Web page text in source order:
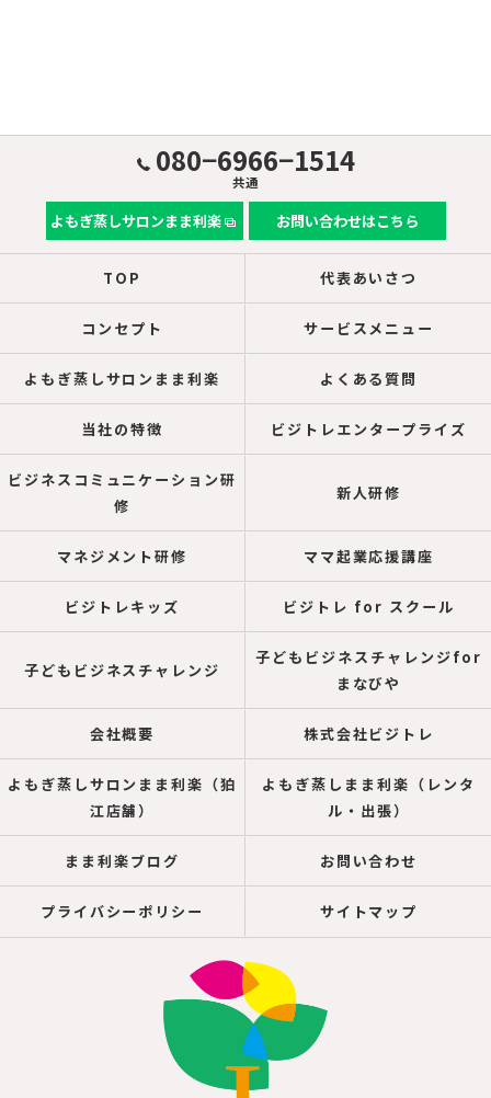
080−6966−1514
共通
よもぎ蒸しサロンまま利楽 お問い合わせはこちら
TOP 代表あいさつ
コンセプト サービスメニュー
よもぎ蒸しサロンまま利楽 よくある質問
当社の特徴 ビジトレエンタープライズ
ビジネスコミュニケーション研
修
新人研修
マネジメント研修 ママ起業応援講座
ビジトレキッズ ビジトレ for スクール
子どもビジネスチャレンジ
子どもビジネスチャレンジfor
まなびや
会社概要 株式会社ビジトレ
よもぎ蒸しサロンまま利楽（狛
江店舗）
よもぎ蒸しまま利楽（レンタ
ル・出張）
まま利楽ブログ お問い合わせ
プライバシーポリシー サイトマップ